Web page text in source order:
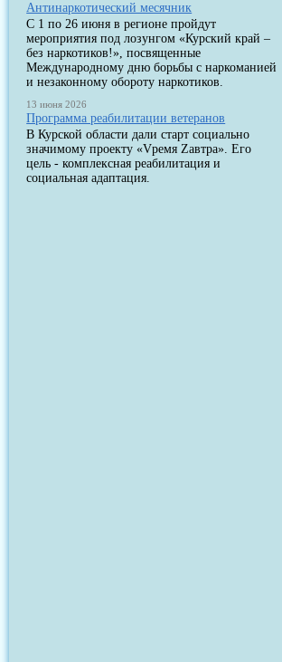
Антинаркотический месячник
С 1 по 26 июня в регионе пройдут
мероприятия под лозунгом «Курский край –
без наркотиков!», посвященные
Международному дню борьбы с наркоманией
и незаконному обороту наркотиков.
13 июня 2026
Программа реабилитации ветеранов
В Курской области дали старт социально
значимому проекту «Vремя Zавтра». Его
цель - комплексная реабилитация и
социальная адаптация.